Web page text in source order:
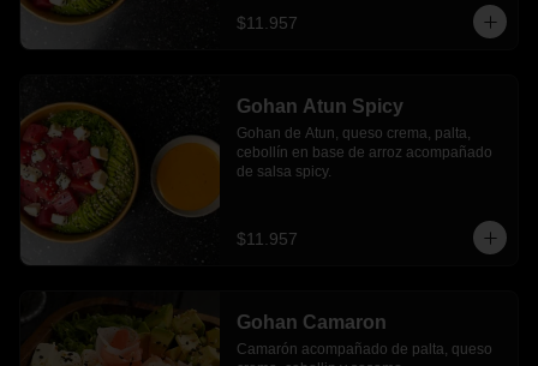
$11.957
Gohan Atun Spicy
Gohan de Atun, queso crema, palta,
cebollín en base de arroz acompañado
de salsa spicy.
$11.957
Gohan Camaron
Camarón acompañado de palta, queso